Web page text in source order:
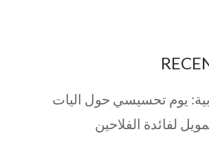
يوم تحسيسي حول اليات
لفائدة الفلاحين